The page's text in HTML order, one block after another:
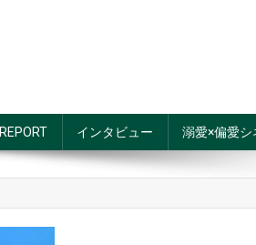
REPORT インタビュー 溺愛×偏愛シ